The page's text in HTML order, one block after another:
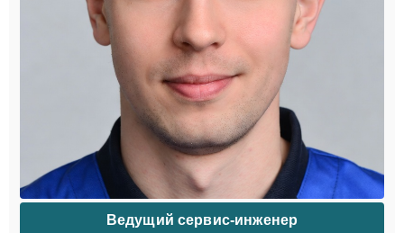
Ведущий сервис-инженер